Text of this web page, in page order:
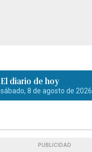
El diario de hoy
sábado, 8 de agosto de 2026
PUBLICIDAD